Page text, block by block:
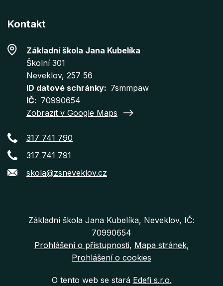
Kontakt
Základní škola Jana Kubelíka
Školní 301
Neveklov, 257 56
ID datové schránky
7smmpaw
IČ
70990654
Zobrazit v Google Maps
317 741 790
317 741 791
skola@zsneveklov.cz
Základní škola Jana Kubelíka, Neveklov, IČ:
70990654
Prohlášení o přístupnosti Mapa stránek
Prohlášení o cookies
O tento web se stará Edefi s.r.o.